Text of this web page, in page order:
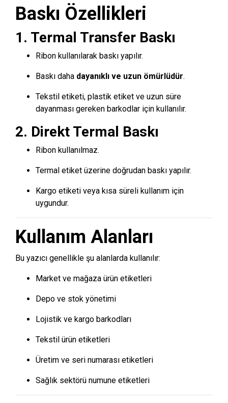
Baskı Özellikleri
1. Termal Transfer Baskı
Ribon kullanılarak baskı yapılır.
Baskı daha dayanıklı ve uzun ömürlüdür.
Tekstil etiketi, plastik etiket ve uzun süre
dayanması gereken barkodlar için kullanılır.
2. Direkt Termal Baskı
Ribon kullanılmaz.
Termal etiket üzerine doğrudan baskı yapılır.
Kargo etiketi veya kısa süreli kullanım için
uygundur.
Kullanım Alanları
Bu yazıcı genellikle şu alanlarda kullanılır:
Market ve mağaza ürün etiketleri
Depo ve stok yönetimi
Lojistik ve kargo barkodları
Tekstil ürün etiketleri
Üretim ve seri numarası etiketleri
Sağlık sektörü numune etiketleri